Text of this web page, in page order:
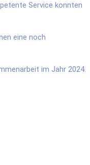
Service konnten
eine noch
im Jahr 2024.